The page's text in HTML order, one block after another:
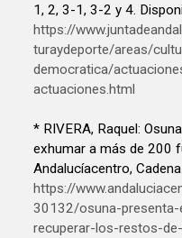
1, 2, 3-1, 3-2 y 4.
https://
turaydeporte/areas/
democratica/
actuaciones.html
* RIVERA, Raquel:
exhumar a más de 200
Andalucíacentro,
https://
30132/osuna-
recuperar-los-restos-